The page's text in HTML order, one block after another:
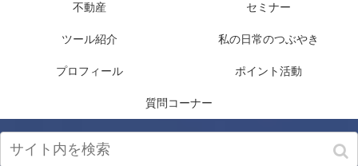
不動産 セミナー
ツール紹介 私の日常のつぶやき
プロフィール ポイント活動
質問コーナー